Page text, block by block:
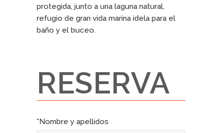
protegida, junto a una laguna natural,
refugio de gran vida marina idela para el
baño y el buceo.
RESERVA
*Nombre y apellidos